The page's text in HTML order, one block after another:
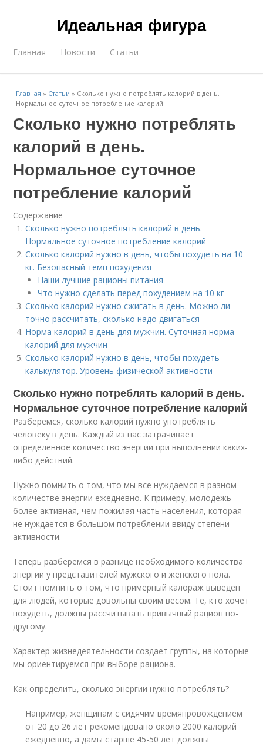
Идеальная фигура
Главная Новости Статьи
Главная » Статьи » Сколько нужно потреблять калорий в день.
Нормальное суточное потребление калорий
Сколько нужно потреблять
калорий в день.
Нормальное суточное
потребление калорий
Содержание
Сколько нужно потреблять калорий в день.
Нормальное суточное потребление калорий
Сколько калорий нужно в день, чтобы похудеть на 10
кг. Безопасный темп похудения
Наши лучшие рационы питания
Что нужно сделать перед похудением на 10 кг
Сколько калорий нужно сжигать в день. Можно ли
точно рассчитать, сколько надо двигаться
Норма калорий в день для мужчин. Суточная норма
калорий для мужчин
Сколько калорий нужно в день, чтобы похудеть
калькулятор. Уровень физической активности
Сколько нужно потреблять калорий в день.
Нормальное суточное потребление калорий
Разберемся, сколько калорий нужно употреблять
человеку в день. Каждый из нас затрачивает
определенное количество энергии при выполнении каких-
либо действий.
Нужно помнить о том, что мы все нуждаемся в разном
количестве энергии ежедневно. К примеру, молодежь
более активная, чем пожилая часть населения, которая
не нуждается в большом потреблении ввиду степени
активности.
Теперь разберемся в разнице необходимого количества
энергии у представителей мужского и женского пола.
Стоит помнить о том, что примерный калораж выведен
для людей, которые довольны своим весом. Те, кто хочет
похудеть, должны рассчитывать привычный рацион по-
другому.
Характер жизнедеятельности создает группы, на которые
мы ориентируемся при выборе рациона.
Как определить, сколько энергии нужно потреблять?
Например, женщинам с сидячим времяпровождением
от 20 до 26 лет рекомендовано около 2000 калорий
ежедневно, а дамы старше 45-50 лет должны